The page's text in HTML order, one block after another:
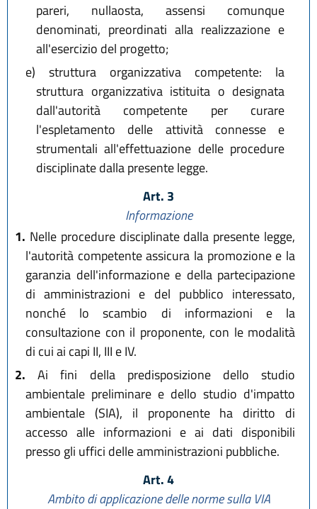
pareri, nullaosta, assensi comunque
denominati, preordinati alla realizzazione e
all'esercizio del progetto;
e) struttura organizzativa competente: la
struttura organizzativa istituita o designata
dall'autorità competente per curare
l'espletamento delle attività connesse e
strumentali all'effettuazione delle procedure
disciplinate dalla presente legge.
Art. 3
Informazione
1. Nelle procedure disciplinate dalla presente legge,
l'autorità competente assicura la promozione e la
garanzia dell'informazione e della partecipazione
di amministrazioni e del pubblico interessato,
nonché lo scambio di informazioni e la
consultazione con il proponente, con le modalità
di cui ai capi II, III e IV.
2. Ai fini della predisposizione dello studio
ambientale preliminare e dello studio d'impatto
ambientale (SIA), il proponente ha diritto di
accesso alle informazioni e ai dati disponibili
presso gli uffici delle amministrazioni pubbliche.
Art. 4
Ambito di applicazione delle norme sulla VIA